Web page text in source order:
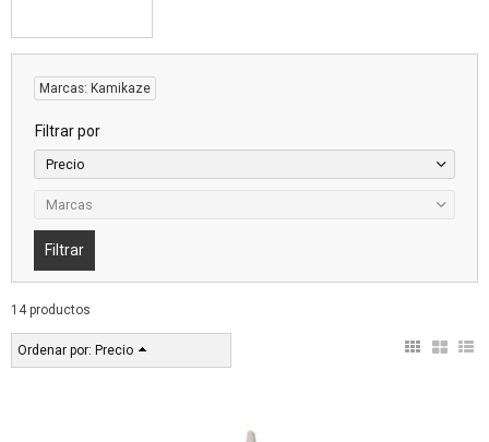
Marcas: Kamikaze
Filtrar por
Precio
Marcas
14 productos
Ordenar por: Precio